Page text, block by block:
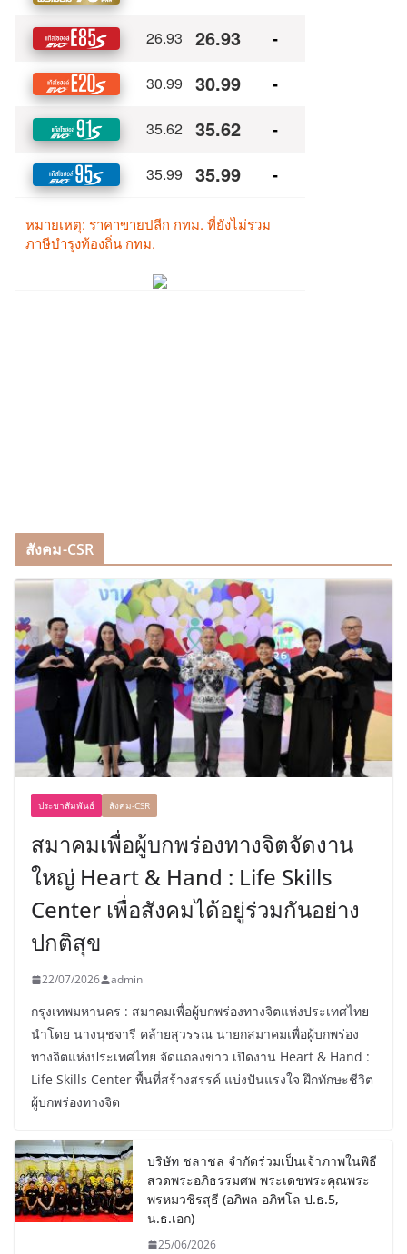
สังคม-CSR
ประชาสัมพันธ์ สังคม-CSR
สมาคมเพื่อผู้บกพร่องทางจิตจัดงาน
ใหญ่ Heart & Hand : Life Skills
Center เพื่อสังคมได้อยู่ร่วมกันอย่าง
ปกติสุข
22/07/2026 admin
กรุงเทพมหานคร : สมาคมเพื่อผู้บกพร่องทางจิตแห่งประเทศไทย
นำโดย นางนุชจารี คล้ายสุวรรณ นายกสมาคมเพื่อผู้บกพร่อง
ทางจิตแห่งประเทศไทย จัดแถลงข่าว เปิดงาน Heart & Hand :
Life Skills Center พื้นที่สร้างสรรค์ แบ่งปันแรงใจ ฝึกทักษะชีวิต
ผู้บกพร่องทางจิต
บริษัท ชลาชล จำกัดร่วมเป็นเจ้าภาพในพิธี
สวดพระอภิธรรมศพ พระเดชพระคุณพระ
พรหมวชิรสุธี (อภิพล อภิพโล ป.ธ.5,
น.ธ.เอก)
25/06/2026